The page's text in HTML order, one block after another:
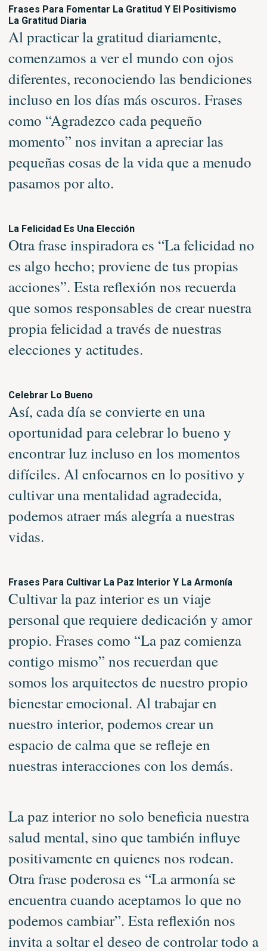
Frases Para Fomentar La Gratitud Y El Positivismo
La Gratitud Diaria
Al practicar la gratitud diariamente,
comenzamos a ver el mundo con ojos
diferentes, reconociendo las bendiciones
incluso en los días más oscuros. Frases
como “Agradezco cada pequeño
momento” nos invitan a apreciar las
pequeñas cosas de la vida que a menudo
pasamos por alto.
La Felicidad Es Una Elección
Otra frase inspiradora es “La felicidad no
es algo hecho; proviene de tus propias
acciones”. Esta reflexión nos recuerda
que somos responsables de crear nuestra
propia felicidad a través de nuestras
elecciones y actitudes.
Celebrar Lo Bueno
Así, cada día se convierte en una
oportunidad para celebrar lo bueno y
encontrar luz incluso en los momentos
difíciles. Al enfocarnos en lo positivo y
cultivar una mentalidad agradecida,
podemos atraer más alegría a nuestras
vidas.
Frases Para Cultivar La Paz Interior Y La Armonía
Cultivar la paz interior es un viaje
personal que requiere dedicación y amor
propio. Frases como “La paz comienza
contigo mismo” nos recuerdan que
somos los arquitectos de nuestro propio
bienestar emocional. Al trabajar en
nuestro interior, podemos crear un
espacio de calma que se refleje en
nuestras interacciones con los demás.
La paz interior no solo beneficia nuestra
salud mental, sino que también influye
positivamente en quienes nos rodean.
Otra frase poderosa es “La armonía se
encuentra cuando aceptamos lo que no
podemos cambiar”. Esta reflexión nos
invita a soltar el deseo de controlar todo a